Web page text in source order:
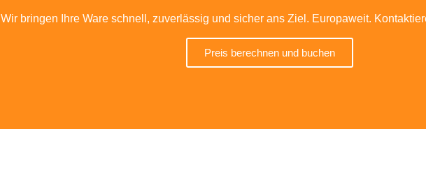
Wir bringen Ihre Ware schnell, zuverlässig und sicher ans Ziel. Europaweit.
Preis berechnen und buchen